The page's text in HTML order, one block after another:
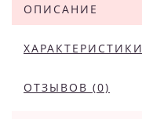
ОПИСАНИЕ
ХАРАКТЕРИСТИКИ
ОТЗЫВОВ (0)